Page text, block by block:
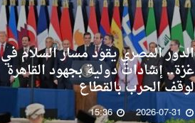
الدور المصري يقود مسار السلام في
غزة.. إشادات دولية بجهود القاهرة
لوقف الحرب بالقطاع
2026-07-31
15:36